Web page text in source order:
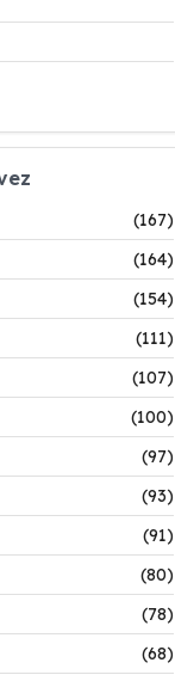
(167)
(164)
(154)
(111)
(107)
(100)
(97)
(93)
(91)
(80)
(78)
(68)